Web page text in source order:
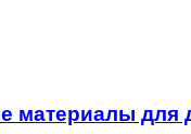
материалы для